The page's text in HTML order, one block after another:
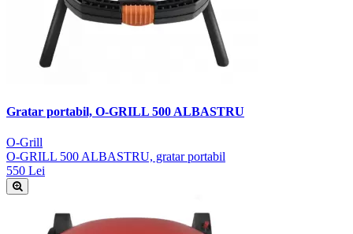
Gratar portabil, O-GRILL 500 ALBASTRU
O-Grill
O-GRILL 500 ALBASTRU, gratar portabil
550 Lei